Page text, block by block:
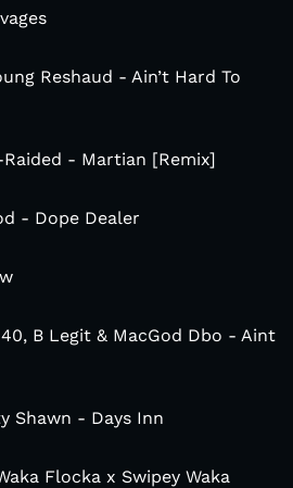
Reshaud - Ain’t Hard To
- Martian [Remix]
- Dope Dealer
B Legit & MacGod Dbo - Aint
Shawn - Days Inn
Flocka x Swipey Waka